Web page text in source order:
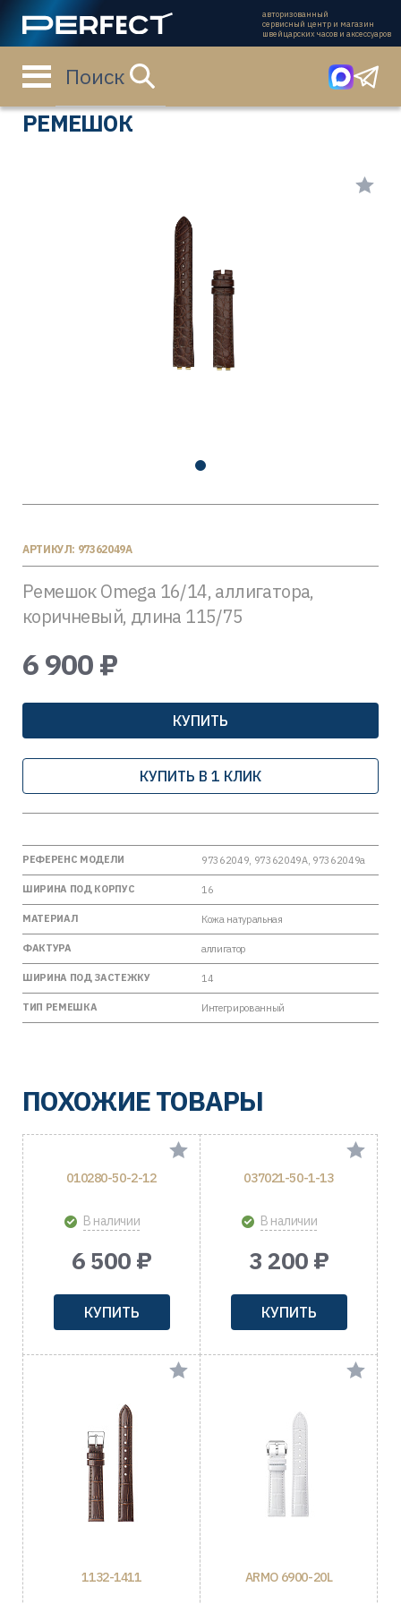
авторизованный
сервисный центр и магазин
швейцарских часов и аксессуаров
Поиск
Главная страница Каталог
РЕМЕШОК
АРТИКУЛ: 97362049A
Ремешок Omega 16/14, аллигатора,
коричневый, длина 115/75
6 900 ₽
КУПИТЬ
КУПИТЬ В 1 КЛИК
РЕФЕРЕНС МОДЕЛИ 97362049, 97362049A, 97362049a
ШИРИНА ПОД КОРПУС 16
МАТЕРИАЛ Кожа натуральная
ФАКТУРА аллигатор
ШИРИНА ПОД ЗАСТЕЖКУ 14
ТИП РЕМЕШКА Интегрированный
ПОХОЖИЕ ТОВАРЫ
010280-50-2-12
В наличии
6 500 ₽
КУПИТЬ
037021-50-1-13
В наличии
3 200 ₽
КУПИТЬ
1132-1411 ARMO 6900-20L